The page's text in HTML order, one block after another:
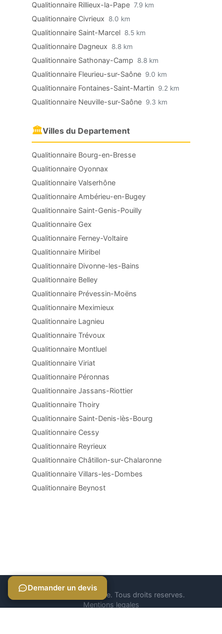
Qualitionnaire Rillieux-la-Pape 7.9 km
Qualitionnaire Civrieux 8.0 km
Qualitionnaire Saint-Marcel 8.5 km
Qualitionnaire Dagneux 8.8 km
Qualitionnaire Sathonay-Camp 8.8 km
Qualitionnaire Fleurieu-sur-Saône 9.0 km
Qualitionnaire Fontaines-Saint-Martin 9.2 km
Qualitionnaire Neuville-sur-Saône 9.3 km
🏛Villes du Departement
Qualitionnaire Bourg-en-Bresse
Qualitionnaire Oyonnax
Qualitionnaire Valserhône
Qualitionnaire Ambérieu-en-Bugey
Qualitionnaire Saint-Genis-Pouilly
Qualitionnaire Gex
Qualitionnaire Ferney-Voltaire
Qualitionnaire Miribel
Qualitionnaire Divonne-les-Bains
Qualitionnaire Belley
Qualitionnaire Prévessin-Moëns
Qualitionnaire Meximieux
Qualitionnaire Lagnieu
Qualitionnaire Trévoux
Qualitionnaire Montluel
Qualitionnaire Viriat
Qualitionnaire Péronnas
Qualitionnaire Jassans-Riottier
Qualitionnaire Thoiry
Qualitionnaire Saint-Denis-lès-Bourg
Qualitionnaire Cessy
Qualitionnaire Reyrieux
Qualitionnaire Châtillon-sur-Chalaronne
Qualitionnaire Villars-les-Dombes
Qualitionnaire Beynost
© 2026 Qualitionnaire. Tous droits reserves.
Mentions legales
Demander un devis
Demander un devis